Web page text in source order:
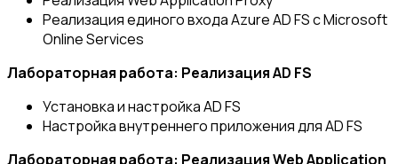
Реализация единого входа Azure AD FS с Microsoft
Online Services
Лабораторная работа: Реализация AD FS
Установка и настройка AD FS
Настройка внутреннего приложения для AD FS
Лабораторная работа: Реализация Web Application